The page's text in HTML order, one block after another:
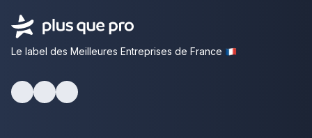
Le label des Meilleures Entreprises de France